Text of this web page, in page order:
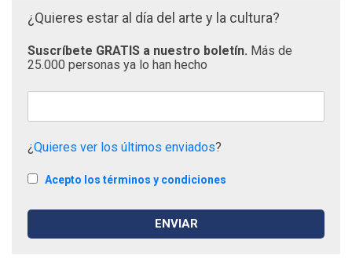
¿Quieres estar al día del arte y la cultura?
Suscríbete GRATIS a nuestro boletín. Más de
25.000 personas ya lo han hecho
¿Quieres ver los últimos enviados?
Acepto los términos y condiciones